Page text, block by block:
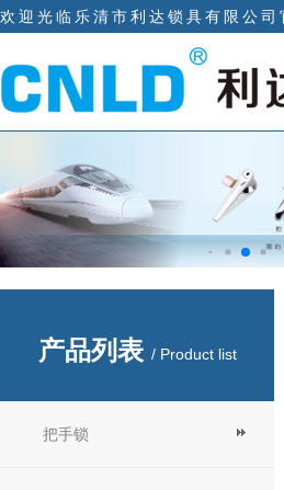
欢迎光临乐清市利达锁具有限公司
产品列表 / Product list
把手锁